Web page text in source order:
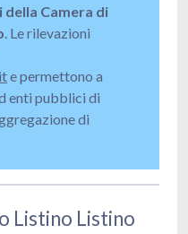
della Camera di
. Le rilevazioni
e permettono a
enti pubblici di
di
Listino Listino